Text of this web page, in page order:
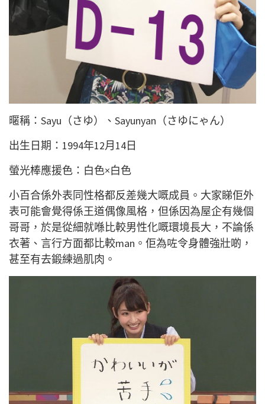
暱稱：Sayu（さゆ）、Sayunyan（さゆにゃん）
出生日期：1994年12月14日
螢光棒應援色：白色×白色
小百合係外表同性格都反差幾大嘅成員。大家睇佢外
表可能會覺得係王道偶像風格，但係因為屋企有幾個
哥哥，於是從細就喺比較男性化嘅環境長大，不論係
衣著、言行方面都比較man。佢為咗令身體強壯啲，
甚至有去鍛練過肌肉。